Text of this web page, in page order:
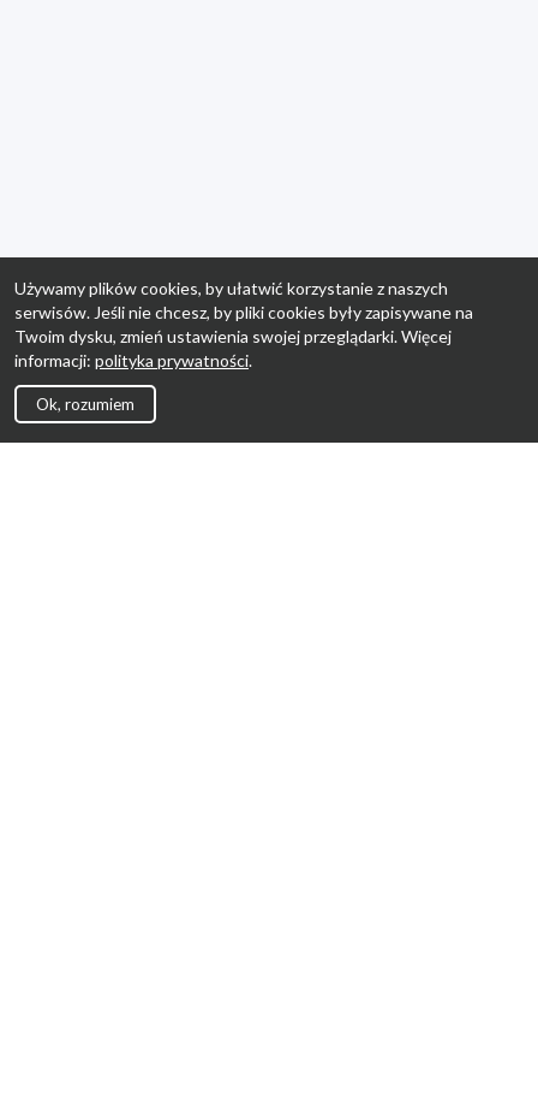
Używamy plików cookies, by ułatwić korzystanie z naszych
serwisów. Jeśli nie chcesz, by pliki cookies były zapisywane na
Twoim dysku, zmień ustawienia swojej przeglądarki. Więcej
informacji: polityka prywatności.
Ok, rozumiem